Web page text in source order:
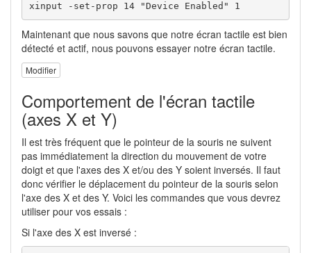
xinput -set-prop 14 "Device Enabled" 1
Maintenant que nous savons que notre écran tactile est bien
détecté et actif, nous pouvons essayer notre écran tactile.
Modifier
Comportement de l'écran tactile
(axes X et Y)
Il est très fréquent que le pointeur de la souris ne suivent
pas immédiatement la direction du mouvement de votre
doigt et que l'axes des X et/ou des Y soient inversés. Il faut
donc vérifier le déplacement du pointeur de la souris selon
l'axe des X et des Y. Voici les commandes que vous devrez
utiliser pour vos essais :
Si l'axe des X est inversé :